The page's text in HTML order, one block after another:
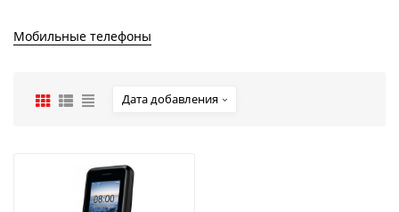
Мобильные телефоны
Дата добавления